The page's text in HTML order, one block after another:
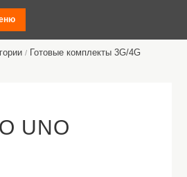
/ Готовые комплекты 3G/4G
UNO